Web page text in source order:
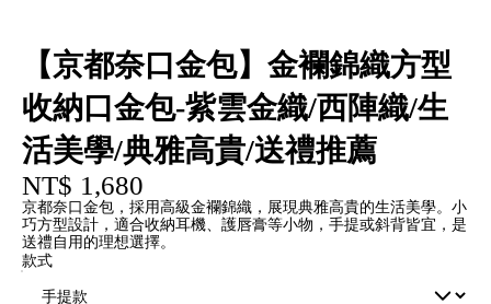
【京都奈口金包】金襴錦織方型
收納口金包-紫雲金織/西陣織/生
活美學/典雅高貴/送禮推薦
NT$ 1,680
京都奈口金包，採用高級金襴錦織，展現典雅高貴的生活美學。小
巧方型設計，適合收納耳機、護唇膏等小物，手提或斜背皆宜，是
送禮自用的理想選擇。
款式